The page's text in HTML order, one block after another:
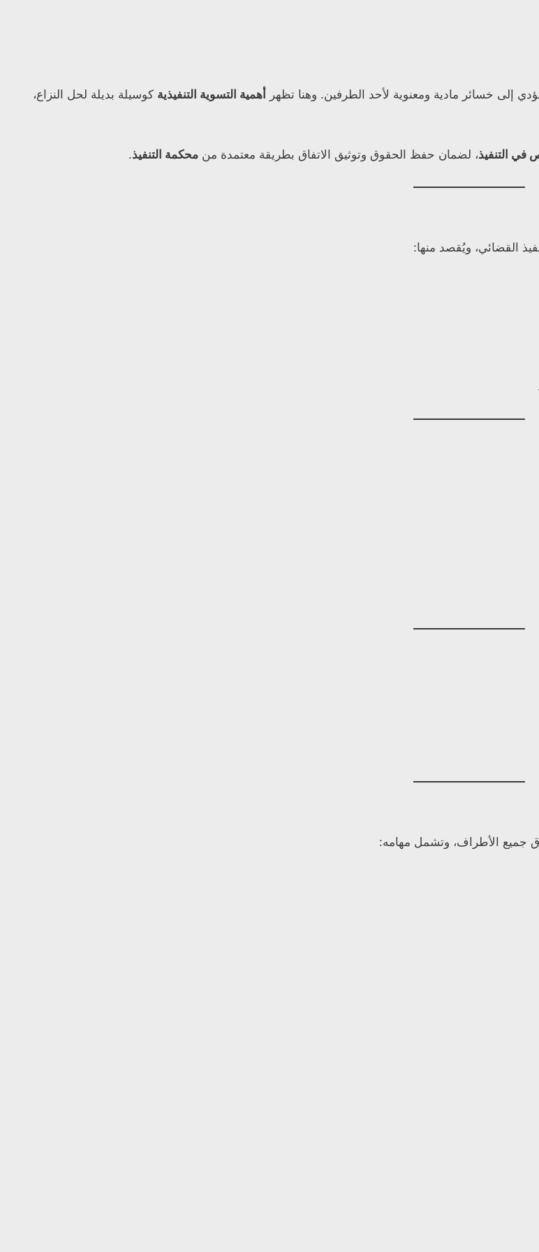
إلى خسائر مادية ومعنوية لأحد الطرفين. وهنا تظهر أهمية التسوية التنفيذية كوسيلة بديلة لحل النزاع،
التنفيذ، لضمان حفظ الحقوق وتوثيق الاتفاق بطريقة معتمدة من محكمة التنفيذ.
القضائي، ويُقصد منها:
جميع الأطراف، وتشمل مهامه: